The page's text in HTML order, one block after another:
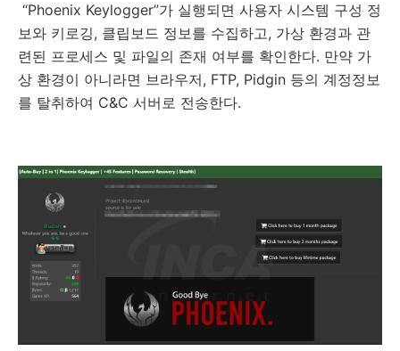
“Phoenix Keylogger”가 실행되면 사용자 시스템 구성 정
보와 키로깅, 클립보드 정보를 수집하고, 가상 환경과 관
련된 프로세스 및 파일의 존재 여부를 확인한다. 만약 가
상 환경이 아니라면 브라우저, FTP, Pidgin 등의 계정정보
를 탈취하여 C&C 서버로 전송한다.